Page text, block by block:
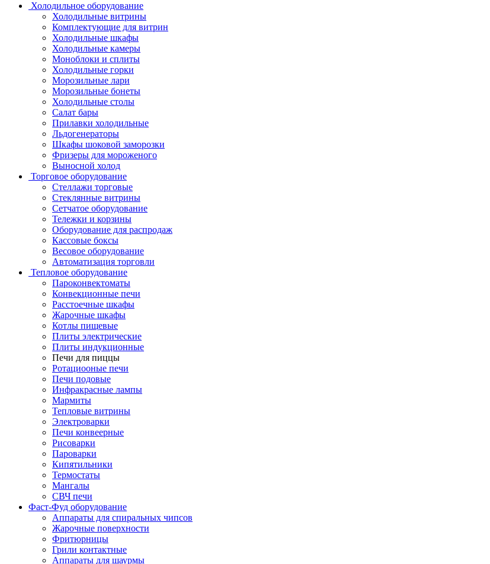
Холодильное оборудование
Холодильные витрины
Комплектующие для витрин
Холодильные шкафы
Холодильные камеры
Моноблоки и сплиты
Холодильные горки
Морозильные лари
Морозильные бонеты
Холодильные столы
Салат бары
Прилавки холодильные
Льдогенераторы
Шкафы шоковой заморозки
Фризеры для мороженого
Выносной холод
Торговое оборудование
Стеллажи торговые
Стеклянные витрины
Сетчатое оборудование
Тележки и корзины
Оборудование для распродаж
Кассовые боксы
Весовое оборудование
Автоматизация торговли
Тепловое оборудование
Пароконвектоматы
Конвекционные печи
Расстоечные шкафы
Жарочные шкафы
Котлы пищевые
Плиты электрические
Плиты индукционные
Печи для пиццы
Ротациооные печи
Печи подовые
Инфракрасные лампы
Мармиты
Тепловые витрины
Электроварки
Печи конвеерные
Рисоварки
Пароварки
Кипятильники
Термостаты
Мангалы
СВЧ печи
Фаст-Фуд оборудование
Аппараты для спиральных чипсов
Жарочные поверхности
Фритюрницы
Грили контактные
Аппараты для шаурмы